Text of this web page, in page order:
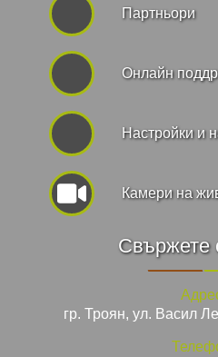
Партньори
Онлайн
Hастройки и
Камери на
Свържете
гр. Троян, ул. Васил